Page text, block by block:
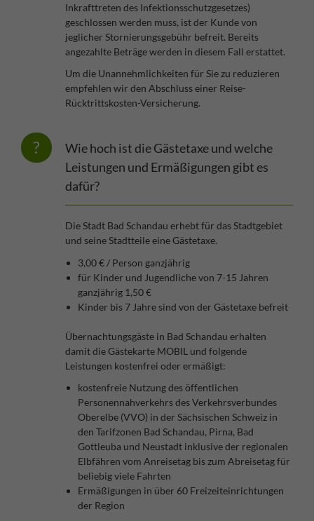
Inkrafttreten des Infektionsschutzgesetzes)
geschlossen werden muss, ist der Kunde von
jeglicher Stornierungsgebühr befreit. Bereits
angezahlte Beträge werden in diesem Fall erstattet.
Um die Unannehmlichkeiten für Sie zu reduzieren
empfehlen wir den Abschluss einer Reise-
Rücktrittskosten-Versicherung.
Wie hoch ist die Gästetaxe und welche
Leistungen und Ermäßigungen gibt es
dafür?
Die Stadt Bad Schandau erhebt für das Stadtgebiet
und seine Stadtteile eine Gästetaxe.
3,00 € / Person ganzjährig
für Kinder und Jugendliche von 7-15 Jahren
ganzjährig 1,50 €
Kinder bis 7 Jahre sind von der Gästetaxe befreit
Übernachtungsgäste in Bad Schandau erhalten
damit die Gästekarte MOBIL und folgende
Leistungen kostenfrei oder ermäßigt:
kostenfreie Nutzung des öffentlichen
Personennahverkehrs des Verkehrsverbundes
Oberelbe (VVO) in der Sächsischen Schweiz in
den Tarifzonen Bad Schandau, Pirna, Bad
Gottleuba und Neustadt inklusive der regionalen
Elbfähren vom Anreisetag bis zum Abreisetag für
beliebig viele Fahrten
Ermäßigungen in über 60 Freizeiteinrichtungen
der Region